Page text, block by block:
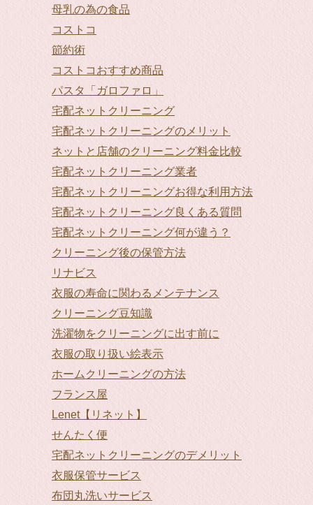
母乳の為の食品
コストコ
節約術
コストコおすすめ商品
パスタ「ガロファロ」
宅配ネットクリーニング
宅配ネットクリーニングのメリット
ネットと店舗のクリーニング料金比較
宅配ネットクリーニング業者
宅配ネットクリーニングお得な利用方法
宅配ネットクリーニング良くある質問
宅配ネットクリーニング何が違う？
クリーニング後の保管方法
リナビス
衣服の寿命に関わるメンテナンス
クリーニング豆知識
洗濯物をクリーニングに出す前に
衣服の取り扱い絵表示
ホームクリーニングの方法
フランス屋
Lenet【リネット】
せんたく便
宅配ネットクリーニングのデメリット
衣服保管サービス
布団丸洗いサービス